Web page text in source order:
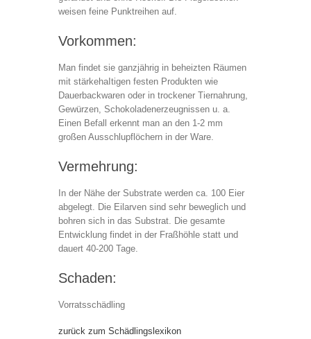
weisen feine Punktreihen auf.
Vorkommen:
Man findet sie ganzjährig in beheizten Räumen
mit stärkehaItigen festen Produkten wie
Dauerbackwaren oder in trockener Tiernahrung,
Gewürzen, Schokoladenerzeugnissen u. a.
Einen Befall erkennt man an den 1-2 mm
großen Ausschlupflöchern in der Ware.
Vermehrung:
In der Nähe der Substrate werden ca. 100 Eier
abgelegt. Die Eilarven sind sehr beweglich und
bohren sich in das Substrat. Die gesamte
Entwicklung findet in der Fraßhöhle statt und
dauert 40-200 Tage.
Schaden:
Vorratsschädling
zurück zum Schädlingslexikon